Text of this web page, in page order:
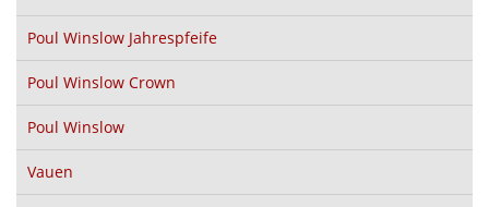
Poul Winslow Jahrespfeife
Poul Winslow Crown
Poul Winslow
Vauen